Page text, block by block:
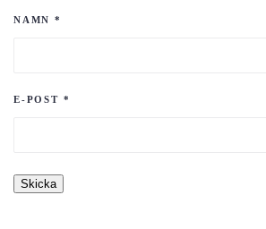
NAMN *
E-POST *